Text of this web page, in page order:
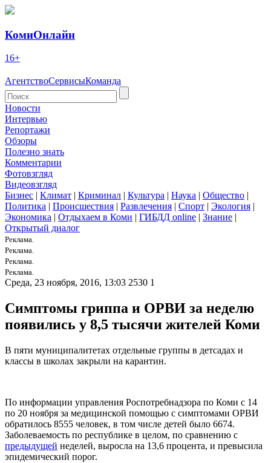
КомиОнлайн
16+
АгентствоСервисыКоманда
Новости
Интервью
Репортажи
Обзоры
Полезно знать
Комментарии
Фотовзгляд
Видеовзгляд
Бизнес | Климат | Криминал | Культура | Наука | Общество |
Политика | Происшествия | Развлечения | Спорт | Экология |
Экономика | Отдыхаем в Коми | ГИБДД online | Знание |
Открытый диалог
Реклама.
Реклама.
Реклама.
Реклама.
Среда, 23 ноября, 2016, 13:03 2530 1
Симптомы гриппа и ОРВИ за неделю
появились у 8,5 тысячи жителей Коми
В пяти муниципалитетах отдельные группы в детсадах и
классы в школах закрыли на карантин.
По информации управления Роспотребнадзора по Коми с 14
по 20 ноября за медицинской помощью с симптомами ОРВИ
обратилось 8555 человек, в том числе детей было 6674.
Заболеваемость по республике в целом, по сравнению с
предыдущей неделей, выросла на 13,6 процента, и превысила
эпидемический порог.